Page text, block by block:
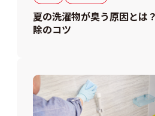
夏の洗濯物が臭う原因とは
除のコツ